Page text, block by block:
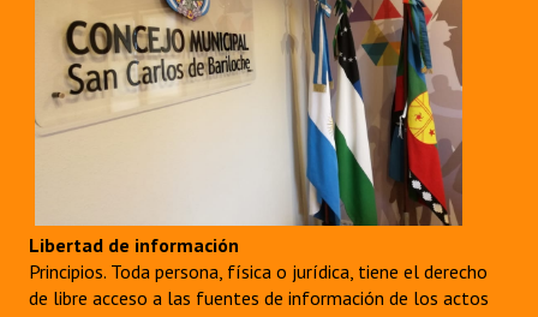
Libertad de información
Principios. Toda persona, física o jurídica, tiene el derecho
de libre acceso a las fuentes de información de los actos